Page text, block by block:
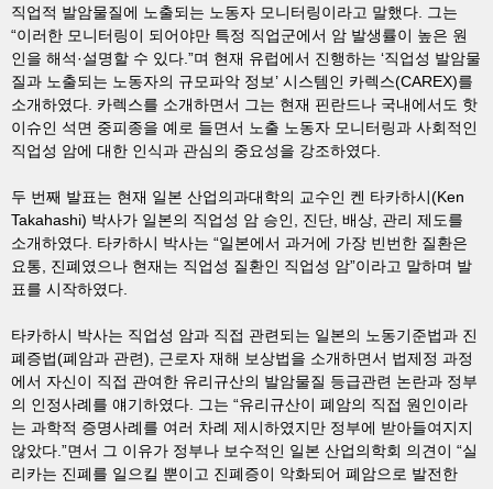
직업적 발암물질에 노출되는 노동자 모니터링이라고 말했다. 그는
“이러한 모니터링이 되어야만 특정 직업군에서 암 발생률이 높은 원
인을 해석·설명할 수 있다.”며 현재 유럽에서 진행하는 ‘직업성 발암물
질과 노출되는 노동자의 규모파악 정보’ 시스템인 카렉스(CAREX)를
소개하였다. 카렉스를 소개하면서 그는 현재 핀란드나 국내에서도 핫
이슈인 석면 중피종을 예로 들면서 노출 노동자 모니터링과 사회적인
직업성 암에 대한 인식과 관심의 중요성을 강조하였다.
두 번째 발표는 현재 일본 산업의과대학의 교수인 켄 타카하시(Ken
Takahashi) 박사가 일본의 직업성 암 승인, 진단, 배상, 관리 제도를
소개하였다. 타카하시 박사는 “일본에서 과거에 가장 빈번한 질환은
요통, 진폐였으나 현재는 직업성 질환인 직업성 암”이라고 말하며 발
표를 시작하였다.
타카하시 박사는 직업성 암과 직접 관련되는 일본의 노동기준법과 진
폐증법(폐암과 관련), 근로자 재해 보상법을 소개하면서 법제정 과정
에서 자신이 직접 관여한 유리규산의 발암물질 등급관련 논란과 정부
의 인정사례를 얘기하였다. 그는 “유리규산이 폐암의 직접 원인이라
는 과학적 증명사례를 여러 차례 제시하였지만 정부에 받아들여지지
않았다.”면서 그 이유가 정부나 보수적인 일본 산업의학회 의견이 “실
리카는 진폐를 일으킬 뿐이고 진폐증이 악화되어 폐암으로 발전한